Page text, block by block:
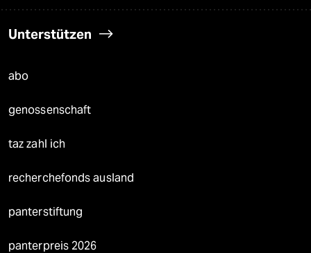
Unterstützen
abo
genossenschaft
taz zahl ich
recherchefonds ausland
panterstiftung
panterpreis 2026